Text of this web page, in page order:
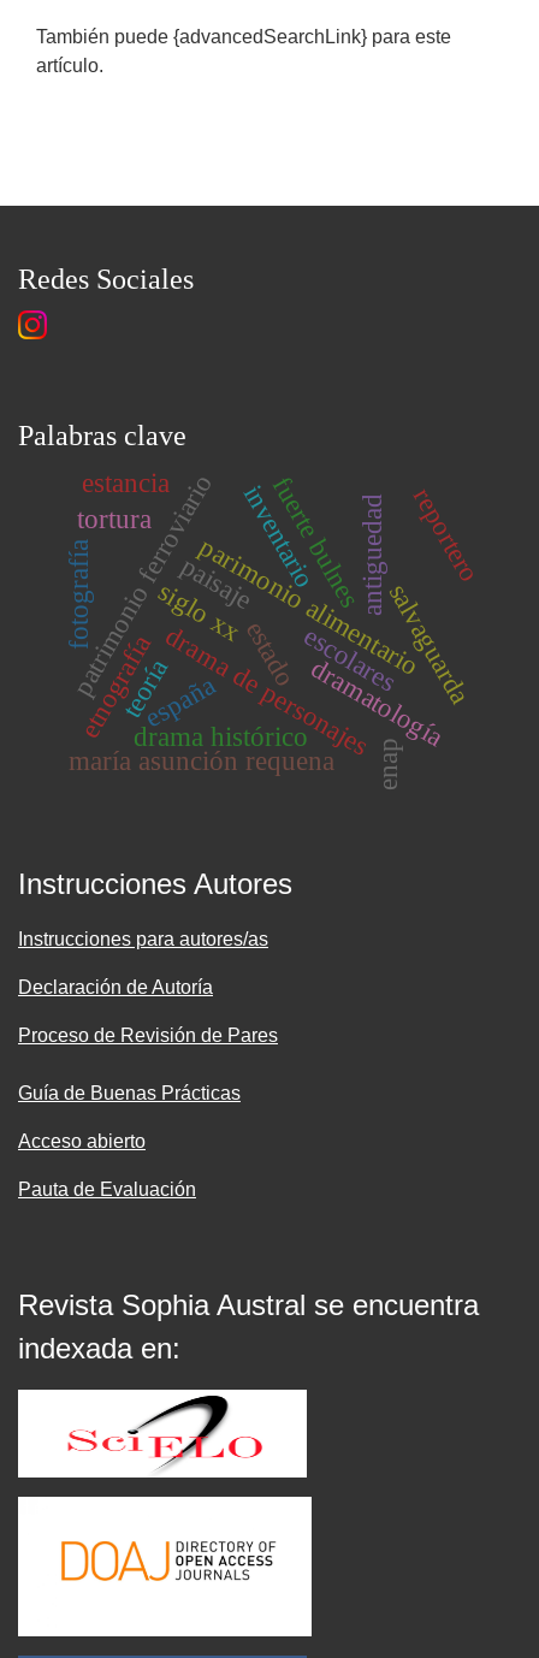
También puede {advancedSearchLink} para este
artículo.
Redes Sociales
Palabras clave
escolares
parimonio alimentario
patrimonio ferroviario
dramatología
drama de personajes
drama histórico
maría asunción requena
fuerte bulnes
salvaguarda
antiguedad
inventario
estado
fotografía siglo xx
españa
etnografía
paisaje
enap
reportero
tortura
teoría
estancia
Instrucciones Autores
Instrucciones para autores/as
Declaración de Autoría
Proceso de Revisión de Pares
Guía de Buenas Prácticas
Acceso abierto
Pauta de Evaluación
Revista Sophia Austral se encuentra
indexada en: